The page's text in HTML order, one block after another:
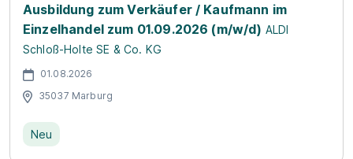
Ausbildung zum Verkäufer / Kaufmann im
Einzelhandel zum 01.09.2026 (m/w/d) ALDI
Schloß-Holte SE & Co. KG
01.08.2026
35037 Marburg
Neu